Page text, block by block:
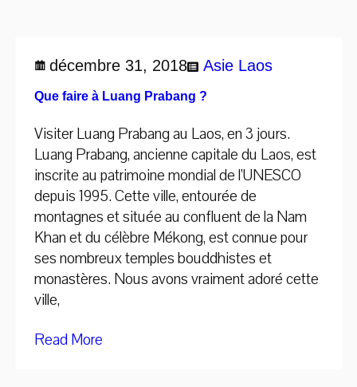
décembre 31, 2018 Asie Laos
Que faire à Luang Prabang ?
Visiter Luang Prabang au Laos, en 3 jours.
Luang Prabang, ancienne capitale du Laos, est
inscrite au patrimoine mondial de l’UNESCO
depuis 1995. Cette ville, entourée de
montagnes et située au confluent de la Nam
Khan et du célèbre Mékong, est connue pour
ses nombreux temples bouddhistes et
monastères. Nous avons vraiment adoré cette
ville,
Read More